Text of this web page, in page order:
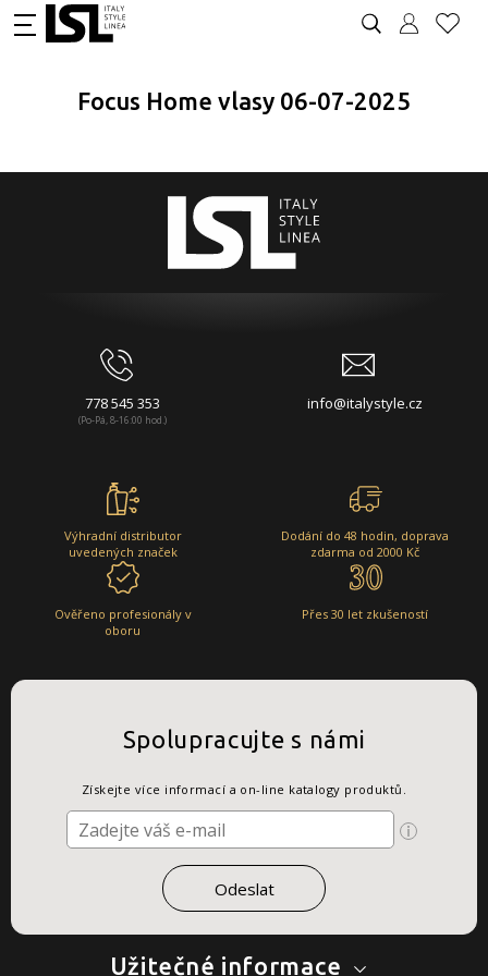
Focus Home vlasy 06-07-2025
778 545 353
(Po-Pá, 8-16:00 hod.)
info@italystyle.cz
Výhradní distributor
uvedených značek
Dodání do 48 hodin, doprava
zdarma od 2000 Kč
Ověřeno profesionály v
oboru
Přes 30 let zkušeností
Užitečné informace
Spolupracujte s námi
Získejte více informací a on-line katalogy produktů.